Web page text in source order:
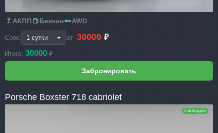
АКПП Бензин AWD
Срок: от 30000 ₽
Итого: 30000 ₽
Porsche Boxster 718 cabriolet
Свободно